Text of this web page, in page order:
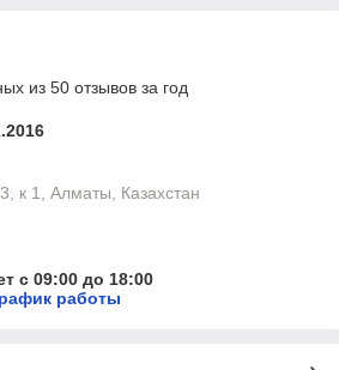
из 50 отзывов за год
к 1, Алматы, Казахстан
с 09:00 до 18:00
работы